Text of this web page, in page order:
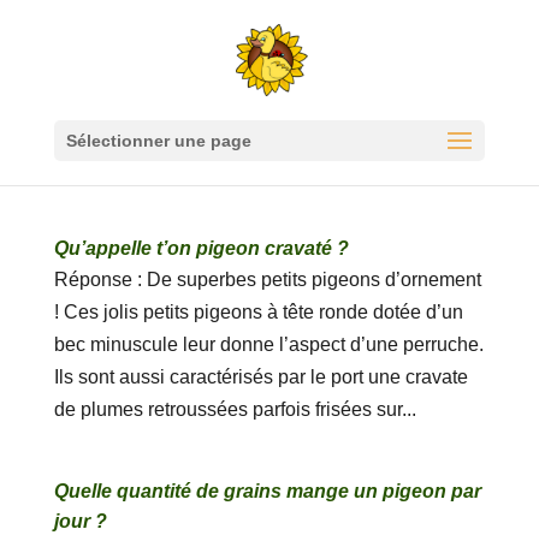
Sélectionner une page
Qu’appelle t’on pigeon cravaté ?
Réponse : De superbes petits pigeons d’ornement
! Ces jolis petits pigeons à tête ronde dotée d’un
bec minuscule leur donne l’aspect d’une perruche.
Ils sont aussi caractérisés par le port une cravate
de plumes retroussées parfois frisées sur...
Quelle quantité de grains mange un pigeon par
jour ?